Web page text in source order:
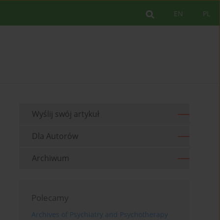
PL
EN
Wyślij swój artykuł
Dla Autorów
Archiwum
Polecamy
Archives of Psychiatry and Psychotherapy